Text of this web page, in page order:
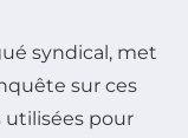
syndical, met
sur ces
utilisées pour